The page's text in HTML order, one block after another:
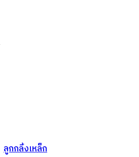
ลูกกลิ้งเหล็ก